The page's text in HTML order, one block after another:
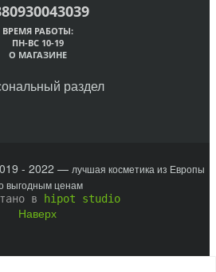
ВРЕМЯ РАБОТЫ:
ПН-ВС 10-19
О МАГАЗИНЕ
раздел
- 2022 — лучшая косметика из Европы
выгодным ценам
в hipot studio
Наверх